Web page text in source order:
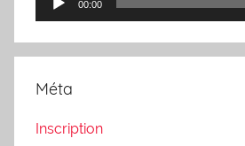
00:00
Méta
Inscription